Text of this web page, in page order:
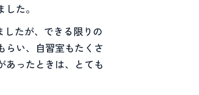
た。
たが、できる限りの
らい、自習室もたくさ
あったときは、とても